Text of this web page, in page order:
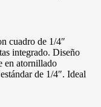
cuadro de 1/4″
integrado. Diseño
en atornillado
de 1/4″. Ideal